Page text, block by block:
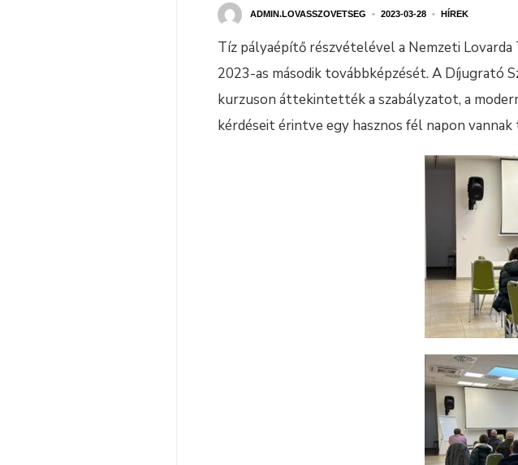
ADMIN.LOVASSZOVETSEG • 2023-03-28 • HÍREK
Tíz pályaépítő részvételével a Nemzeti
2023-as második továbbképzését. A Díjugrató
kurzuson áttekintették a szabályzatot, a
kérdéseit érintve egy hasznos fél napon